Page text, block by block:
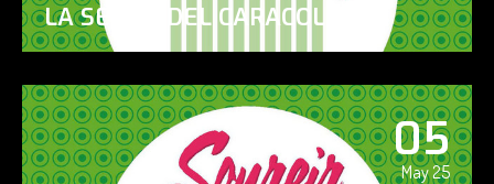
LA SENDA DEL CARACOL
05
May 25